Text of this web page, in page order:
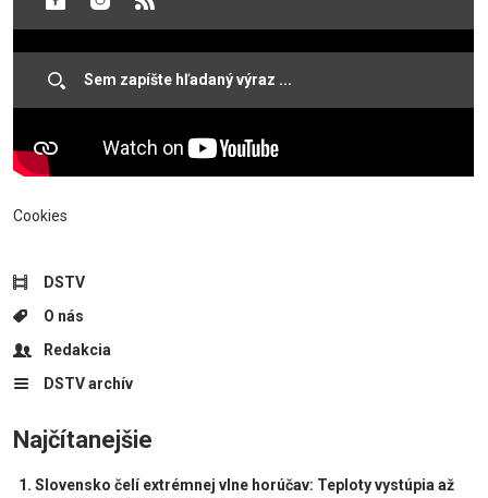
Cookies
DSTV
O nás
Redakcia
DSTV archív
Najčítanejšie
Slovensko čelí extrémnej vlne horúčav: Teploty vystúpia až